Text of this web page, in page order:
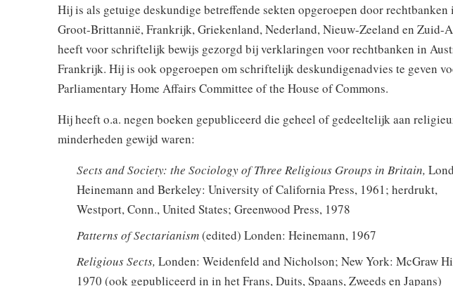
Hij is als getuige deskundige betreffende sekten opgeroepen door rechtbanken
Groot-Brittannië, Frankrijk, Griekenland, Nederland, Nieuw-Zeeland en Zuid-
heeft voor schriftelijk bewijs gezorgd bij verklaringen voor rechtbanken in
Frankrijk. Hij is ook opgeroepen om schriftelijk deskundigenadvies te geven
Parliamentary Home Affairs Committee of the House of Commons.
Hij heeft o.a. negen boeken gepubliceerd die geheel of gedeeltelijk aan
minderheden gewijd waren:
Sects and Society: the Sociology of Three Religious Groups in Britain,
Heinemann and Berkeley: University of California Press, 1961; herdrukt,
Westport, Conn., United States; Greenwood Press, 1978
Patterns of Sectarianism(edited) Londen: Heinemann, 1967
Religious Sects, Londen: Weidenfeld and Nicholson; New York: McGraw
1970 (ook gepubliceerd in in het Frans, Duits, Spaans, Zweeds en Japans)